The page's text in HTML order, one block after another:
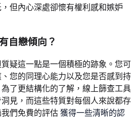
但內心深處卻懷有權利感和嫉妒
自戀傾向？
疑這一點是一個積極的跡象。您可
您的同理心能力以及您是否感到持
了更結構化的了解，線上篩查工具
見，而這些特質對每個人來說都存
們免費的評估 獲得一些清晰的認